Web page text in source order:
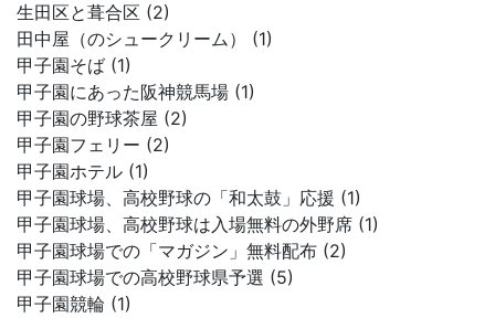
生田区と葺合区 (2)
田中屋（のシュークリーム） (1)
甲子園そば (1)
甲子園にあった阪神競馬場 (1)
甲子園の野球茶屋 (2)
甲子園フェリー (2)
甲子園ホテル (1)
甲子園球場、高校野球の「和太鼓」応援 (1)
甲子園球場、高校野球は入場無料の外野席 (1)
甲子園球場での「マガジン」無料配布 (2)
甲子園球場での高校野球県予選 (5)
甲子園競輪 (1)